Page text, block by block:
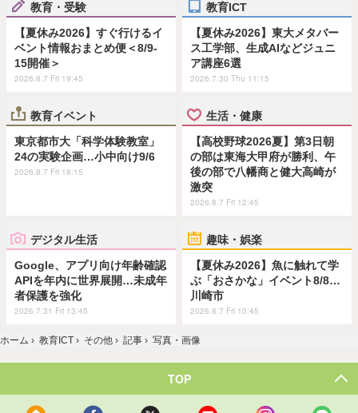
教育・受験
【夏休み2026】すぐ行けるイ
ベント情報おまとめ便＜8/9-
15開催＞
2026.8.7 Fri 19:45
教育ICT
【夏休み2026】東大メタバー
ス工学部、生成AIなどジュニ
ア講座6選
2026.7.30 Thu 11:15
教育イベント
東京都市大「科学体験教室」
24の実験企画…小中向け9/6
2026.8.7 Fri 18:15
生活・健康
【高校野球2026夏】第3日朝
の部は東海大甲府が勝利、午
後の部で八幡商と健大高崎が
激突
2026.8.7 Fri 12:45
デジタル生活
Google、アプリ向け年齢確認
APIを年内に世界展開…未成年
者保護を強化
2026.7.31 Fri 13:45
趣味・娯楽
【夏休み2026】魚に触れて学
ぶ「おさかな」イベント8/8…
川崎市
2026.8.7 Fri 10:45
ホーム › 教育ICT › その他 › 記事 › 写真・画像
TOP